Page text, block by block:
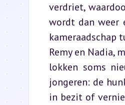
verdriet,
wordt dan weer
kameraadschap
Remy en Nadia,
lokken soms
jongeren: de
in bezit of